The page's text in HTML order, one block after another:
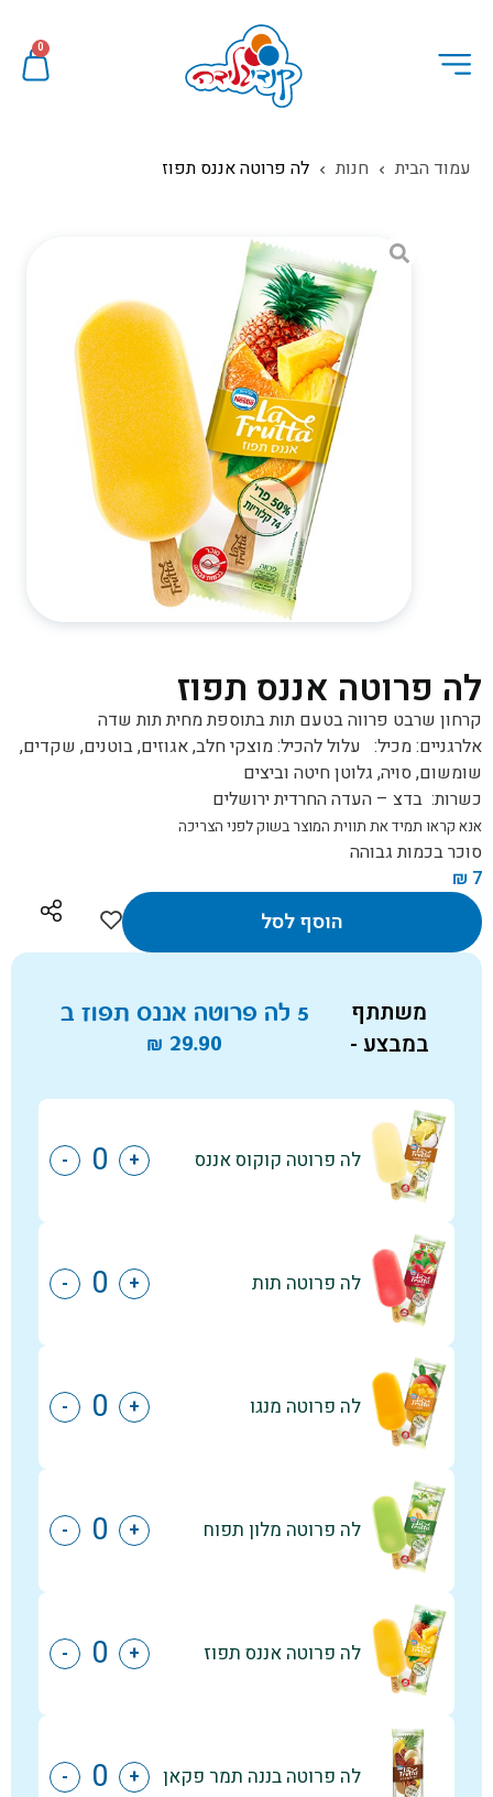
0
עמוד הבית חנות לה פרוטה אננס תפוז
לה פרוטה אננס תפוז
קרחון שרבט פרווה בטעם תות בתוספת מחית תות שדה
אלרגניים:מכיל: עלול להכיל:מוצקי חלב, אגוזים, בוטנים, שקדים,
שומשום, סויה, גלוטן חיטה וביצים
כשרות: בדצ – העדה החרדית ירושלים
אנא קראו תמיד את תווית המוצר בשוק לפני הצריכה
סוכר בכמות גבוהה
₪ 7
הוסף לסל
משתתף
במבצע -
5 לה פרוטה אננס תפוז ב
₪ 29.90
לה פרוטה קוקוס אננס +
-
לה פרוטה תות +
-
לה פרוטה מנגו +
-
לה פרוטה מלון תפוח +
-
לה פרוטה אננס תפוז +
-
לה פרוטה בננה תמר פקאן +
-